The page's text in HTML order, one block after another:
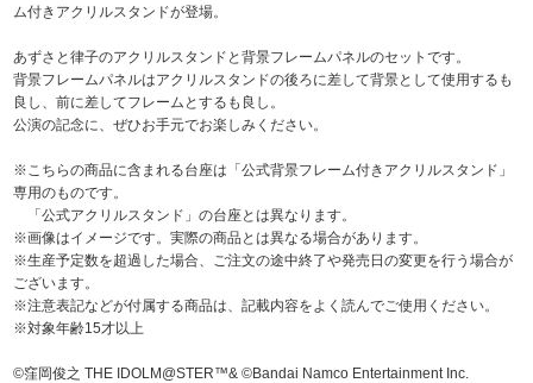
ラブライブ！サンシャイン‼
ラブライブ！スーパースター!!
アイドリッシュセブン
モフモフパレード
ム付きアクリルスタンドが登場。
あずさと律子のアクリルスタンドと背景フレームパネルのセットです。
背景フレームパネルはアクリルスタンドの後ろに差して背景として使用するも
良し、前に差してフレームとするも良し。
公演の記念に、ぜひお手元でお楽しみください。
※こちらの商品に含まれる台座は「公式背景フレーム付きアクリルスタンド」
専用のものです。
「公式アクリルスタンド」の台座とは異なります。
※画像はイメージです。実際の商品とは異なる場合があります。
※生産予定数を超過した場合、ご注文の途中終了や発売日の変更を行う場合が
ございます。
※注意表記などが付属する商品は、記載内容をよく読んでご使用ください。
※対象年齢15才以上
©窪岡俊之 THE IDOLM@STER™& ©Bandai Namco Entertainment Inc.